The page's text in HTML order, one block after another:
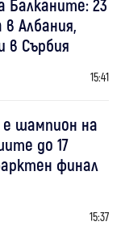
Балканите: 23
Албания,
в Сърбия
15:41
шампион на
до 17
финал
15:37